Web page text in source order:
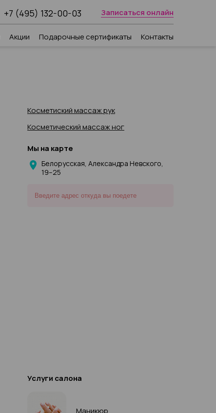
+7 (495) 132-00-03 Записаться онлайн
Акции Подарочные сертификаты Контакты
Косметиский массаж рук
Косметический массаж ног
Мы на карте
Белорусская, Александра Невского,
19–25
Услуги салона
Маникюр